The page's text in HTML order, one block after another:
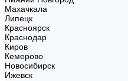
Махачкала
Липецк
Красноярск
Краснодар
Киров
Кемерово
Новосибирск
Ижевск